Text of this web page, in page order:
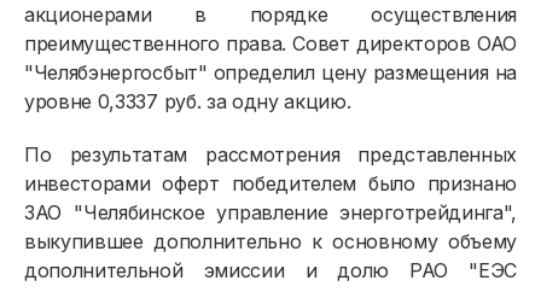
акционерами в порядке осуществления
преимущественного права. Совет директоров ОАО
"Челябэнергосбыт" определил цену размещения на
уровне 0,3337 руб. за одну акцию.
По результатам рассмотрения представленных
инвесторами оферт победителем было признано
ЗАО "Челябинское управление энерготрейдинга",
выкупившее дополнительно к основному объему
дополнительной эмиссии и долю РАО "ЕЭС